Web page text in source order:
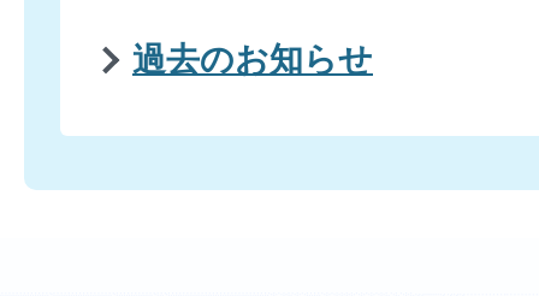
過去のお知らせ